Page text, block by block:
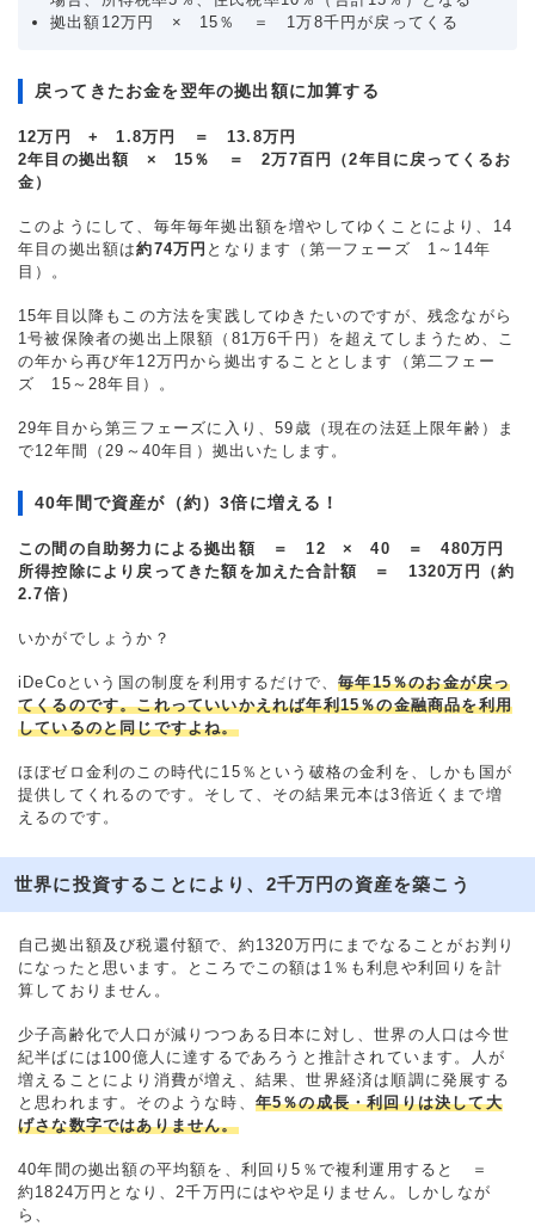
拠出額12万円 × 15％ ＝ 1万8千円が戻ってくる
戻ってきたお金を翌年の拠出額に加算する
12万円 + 1.8万円 ＝ 13.8万円
2年目の拠出額 × 15％ ＝ 2万7百円（2年目に戻ってくるお
金）
このようにして、毎年毎年拠出額を増やしてゆくことにより、14
年目の拠出額は約74万円 となります（第一フェーズ 1～14年
目）。
15年目以降もこの方法を実践してゆきたいのですが、残念ながら
1号被保険者の拠出上限額（81万6千円）を超えてしまうため、こ
の年から再び年12万円から拠出することとします（第二フェー
ズ 15～28年目）。
29年目から第三フェーズに入り、59歳（現在の法廷上限年齢）ま
で12年間（29～40年目）拠出いたします。
40年間で資産が（約）3倍に増える！
この間の自助努力による拠出額 ＝ 12 × 40 ＝ 480万円
所得控除により戻ってきた額を加えた合計額 ＝ 1320万円（約
2.7倍）
いかがでしょうか？
iDeCoという国の制度を利用するだけで、毎年15％のお金が戻っ
てくるのです。これっていいかえれば年利15％の金融商品を利用
しているのと同じですよね。
ほぼゼロ金利のこの時代に15％という破格の金利を、しかも国が
提供してくれるのです。そして、その結果元本は3倍近くまで増
えるのです。
世界に投資することにより、2千万円の資産を築こう
自己拠出額及び税還付額で、約1320万円にまでなることがお判り
になったと思います。ところでこの額は1％も利息や利回りを計
算しておりません。
少子高齢化で人口が減りつつある日本に対し、世界の人口は今世
紀半ばには100億人に達するであろうと推計されています。人が
増えることにより消費が増え、結果、世界経済は順調に発展する
と思われます。そのような時、 年5％の成長・利回りは決して大
げさな数字ではありません。
40年間の拠出額の平均額を、利回り5％で複利運用すると ＝
約1824万円となり、2千万円にはやや足りません。しかしなが
ら、